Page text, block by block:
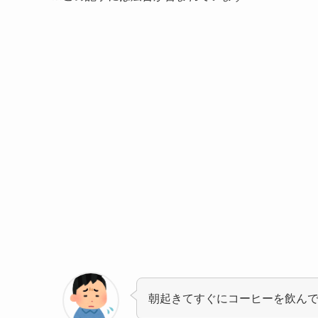
朝起きてすぐにコーヒーを飲ん